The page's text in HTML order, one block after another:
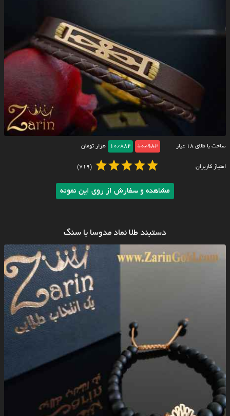
ساخت با طلای ۱۸ عیار 10/982
10/882 هزار تومان
امتیاز کاربران (719)
مشاهده و سفارش از روی این نمونه
دستبند طلا نماد مدوسا با سنگ